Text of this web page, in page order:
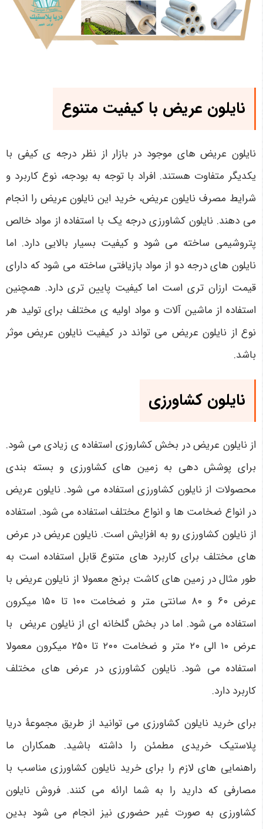
نایلون عریض با کیفیت متنوع
نایلون عریض های موجود در بازار از نظر درجه ی کیفی با
یکدیگر متفاوت هستند. افراد با توجه به بودجه، نوع کاربرد و
شرایط مصرف نایلون عریض، خرید این نایلون عریض را انجام
می دهند. نایلون کشاورزی درجه یک با استفاده از مواد خالص
پتروشیمی ساخته می شود و کیفیت بسیار بالایی دارد. اما
نایلون های درجه دو از مواد بازیافتی ساخته می شود که دارای
قیمت ارزان تری است اما کیفیت پایین تری دارد. همچنین
استفاده از ماشین آلات و مواد اولیه ی مختلف برای تولید هر
نوع از نایلون عریض می تواند در کیفیت نایلون عریض موثر
باشد.
نایلون کشاورزی
از نایلون عریض در بخش کشاروزی استفاده ی زیادی می شود.
برای پوشش دهی به زمین های کشاورزی و بسته بندی
محصولات از نایلون کشاورزی استفاده می شود. نایلون عریض
در انواع ضخامت ها و انواع مختلف استفاده می شود. استفاده
از نایلون کشاورزی رو به افزایش است. نایلون عریض در عرض
های مختلف برای کاربرد های متنوع قابل استفاده است به
طور مثال در زمین های کاشت برنج معمولا از نایلون عریض با
عرض ۶۰ و ۸۰ سانتی متر و ضخامت ۱۰۰ تا ۱۵۰ میکرون
استفاده می شود. اما در بخش گلخانه ای از نایلون عریض با
عرض ۱۰ الی ۲۰ متر و ضخامت ۲۰۰ تا ۲۵۰ میکرون معمولا
استفاده می شود. نایلون کشاورزی در عرض های مختلف
کاربرد دارد.
برای خرید نایلون کشاورزی می توانید از طریق مجموعۀ دریا
پلاستیک خریدی مطمئن را داشته باشید. همکاران ما
راهنمایی های لازم را برای خرید نایلون کشاورزی مناسب با
مصارفی که دارید را به شما ارائه می کنند. فروش نایلون
کشاورزی به صورت غیر حضوری نیز انجام می شود بدین